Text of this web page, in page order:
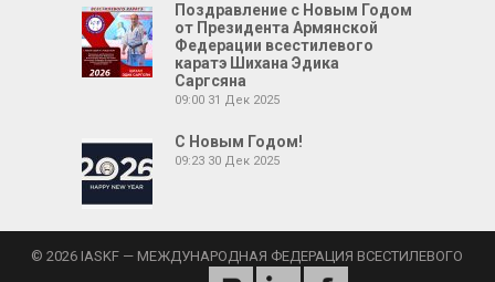
Поздравление с Новым Годом
от Президента Армянской
Федерации всестилевого
каратэ Шихана Эдика
Саргсяна
09:00 31 Дек 2025
С Новым Годом!
09:23 30 Дек 2025
© 2026 IASKF — МЕЖДУНАРОДНАЯ ФЕДЕРАЦИЯ ВСЕСТИЛЕВОГО